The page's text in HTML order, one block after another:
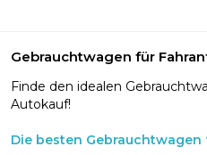
Gebrauchtwagen für
Finde den idealen
Autokauf!
Die besten